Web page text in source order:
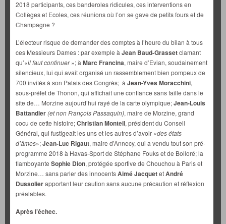
2018 participants, ces banderoles ridicules, ces interventions en
Collèges et Ecoles, ces réunions où l’on se gave de petits fours et de
Champagne ?
L’électeur risque de demander des comptes à l’heure du bilan à tous
ces Messieurs Dames : par exemple à Jean Baud-Grassetclamant
qu’«il faut continuer»; à Marc Francina, maire d’Evian, soudainement
silencieux, lui qui avait organisé un rassemblement bien pompeux de
700 invités à son Palais des Congrès; à Jean-Yves Moracchini,
sous-préfet de Thonon, qui affichait une confiance sans faille dans le
site de… Morzine aujourd’hui rayé de la carte olympique;Jean-Louis
Battandier(et non François Passaquin), maire de Morzine, grand
cocu de cette histoire;Christian Monteil, président du Conseil
Général, qui fustigeait les uns et les autres d’avoir «des états
d’âmes»;Jean-Luc Rigaut, maire d’Annecy, qui a vendu tout son pré-
programme 2018 à Havas-Sport de Stéphane Fouks et de Bolloré; la
flamboyante Sophie Dion, protégée sportive de Chouchou à Paris et
Morzine… sans parler des innocentsAimé JacquetetAndré
Dussolierapportant leur caution sans aucune précaution et réflexion
préalables.
Après l’échec.